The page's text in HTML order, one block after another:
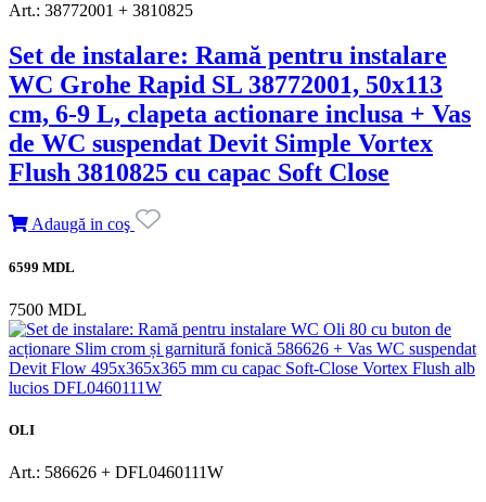
Art.: 38772001 + 3810825
Set de instalare: Ramă pentru instalare
WC Grohe Rapid SL 38772001, 50x113
cm, 6-9 L, clapeta actionare inclusa + Vas
de WC suspendat Devit Simple Vortex
Flush 3810825 cu capac Soft Close
Adaugă in coş
6599 MDL
7500 MDL
OLI
Art.: 586626 + DFL0460111W